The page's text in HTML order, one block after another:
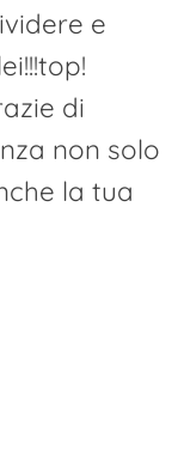
e
di
non solo
la tua